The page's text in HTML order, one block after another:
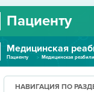
О ЦЕНТРЕ
УСЛУГИ И ЦЕНЫ
ПАЦИЕНТУ
Пациенту
Пациенту
НАВИГАЦИЯ ПО